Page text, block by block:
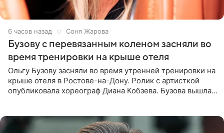
6 часов назад Соня Жарова
Бузову с перевязанным коленом засняли во
время тренировки на крыше отеля
Ольгу Бузову засняли во время утренней тренировки на
крыше отеля в Ростове-на-Дону. Ролик с артисткой
опубликовала хореограф Диана Кобзева. Бузова вышла